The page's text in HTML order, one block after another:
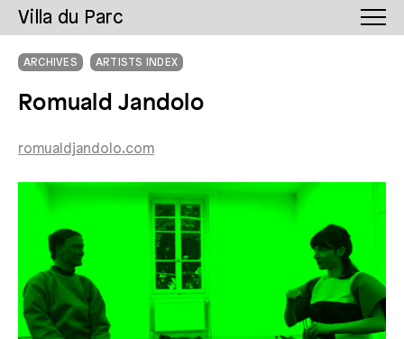
Villa du Parc
ARCHIVES ARTISTS INDEX
Romuald Jandolo
romualdjandolo.com